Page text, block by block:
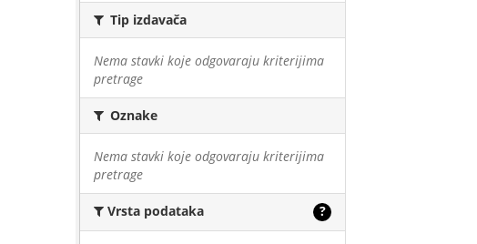
Tip izdavača
Nema stavki koje odgovaraju kriterijima
pretrage
Oznake
Nema stavki koje odgovaraju kriterijima
pretrage
Vrsta podataka ?